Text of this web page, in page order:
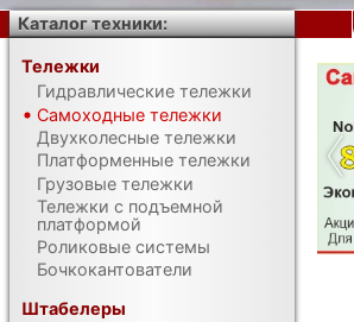
‹
Каталог техники:
Тележки
Гидравлические тележки
Самоходные тележки
Двухколесные тележки
Платформенные тележки
Грузовые тележки
Тележки с подъемной
платформой
Роликовые системы
Бочкокантователи
Штабелеры